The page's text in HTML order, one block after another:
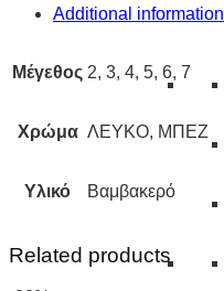
Additional information
Μέγεθος 2, 3, 4, 5, 6, 7
Χρώμα ΛΕΥΚΟ, ΜΠΕΖ
Υλικό Βαμβακερό
Related products